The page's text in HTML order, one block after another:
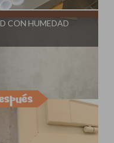
CON HUMEDAD